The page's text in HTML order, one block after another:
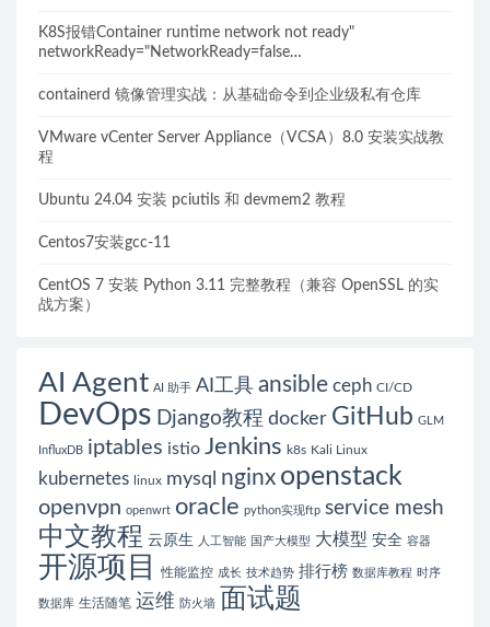
K8S报错Container runtime network not ready"
networkReady="NetworkReady=false
containerd 镜像管理实战：从基础命令到企业级私有仓库
VMware vCenter Server Appliance（VCSA）8.0 安装实战教
程
Ubuntu 24.04 安装 pciutils 和 devmem2 教程
Centos7安装gcc-11
CentOS 7 安装 Python 3.11 完整教程（兼容 OpenSSL 的实
战方案）
AI Agent AI 助手 AI工具 ansible ceph CI/CD
DevOps Django教程 docker GitHub GLM
InfluxDB iptables istio Jenkins k8s Kali Linux
kubernetes linux mysql nginx openstack
openvpn openwrt oracle python实现ftp service mesh
中文教程 云原生 人工智能 国产大模型 大模型 安全 容器
开源项目 性能监控 成长 技术趋势 排行榜 数据库教程 时序
数据库 生活随笔 运维 防火墙 面试题